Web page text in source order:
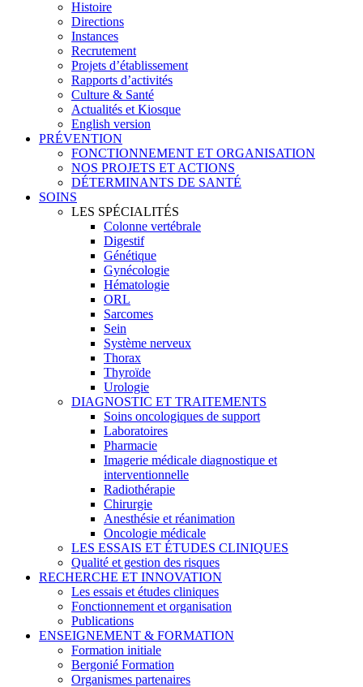
Histoire
Directions
Instances
Recrutement
Projets d’établissement
Rapports d’activités
Culture & Santé
Actualités et Kiosque
English version
PRÉVENTION
FONCTIONNEMENT ET ORGANISATION
NOS PROJETS ET ACTIONS
DÉTERMINANTS DE SANTÉ
SOINS
LES SPÉCIALITÉS
Colonne vertébrale
Digestif
Génétique
Gynécologie
Hématologie
ORL
Sarcomes
Sein
Système nerveux
Thorax
Thyroïde
Urologie
DIAGNOSTIC ET TRAITEMENTS
Soins oncologiques de support
Laboratoires
Pharmacie
Imagerie médicale diagnostique et
interventionnelle
Radiothérapie
Chirurgie
Anesthésie et réanimation
Oncologie médicale
LES ESSAIS ET ÉTUDES CLINIQUES
Qualité et gestion des risques
RECHERCHE ET INNOVATION
Les essais et études cliniques
Fonctionnement et organisation
Publications
ENSEIGNEMENT & FORMATION
Formation initiale
Bergonié Formation
Organismes partenaires